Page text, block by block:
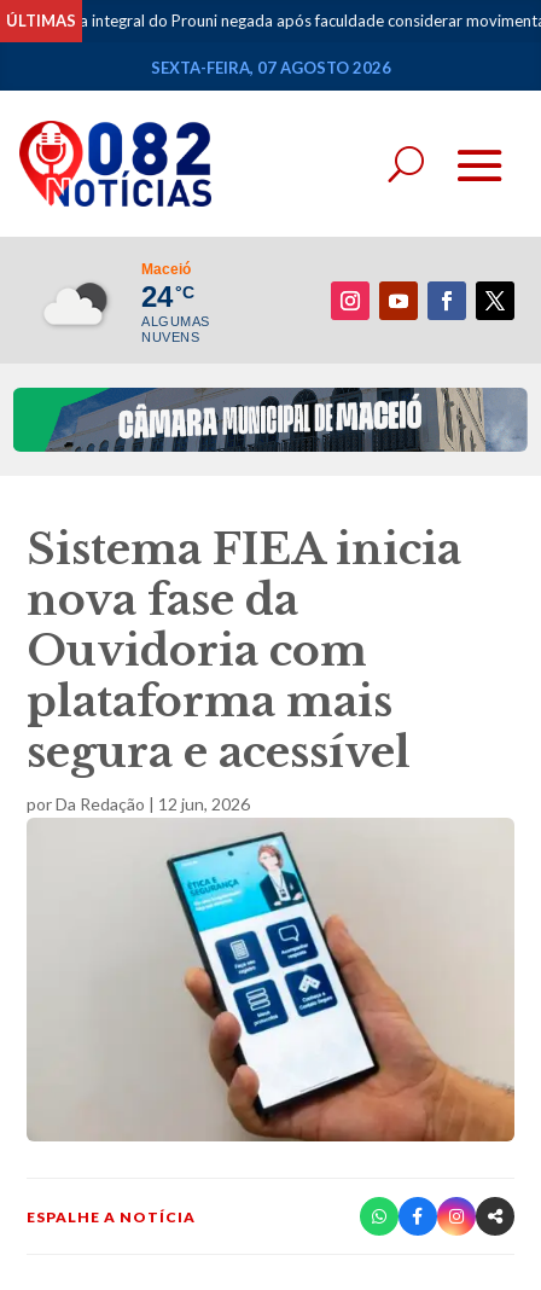
ÚLTIMAS
do Prouni negada após faculdade considerar movimentações de
SEXTA-FEIRA, 07 AGOSTO 2026
Maceió
24°C
ALGUMAS
NUVENS
Sistema FIEA inicia
nova fase da
Ouvidoria com
plataforma mais
segura e acessível
porDa Redação | 12 jun, 2026
ESPALHE A NOTÍCIA